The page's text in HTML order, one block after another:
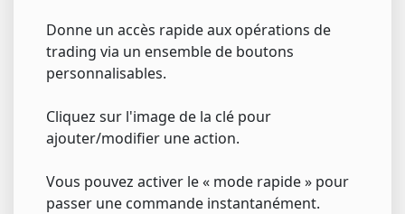
Donne un accès rapide aux opérations de
trading via un ensemble de boutons
personnalisables.
Cliquez sur l'image de la clé pour
ajouter/modifier une action.
Vous pouvez activer le « mode rapide » pour
passer une commande instantanément.